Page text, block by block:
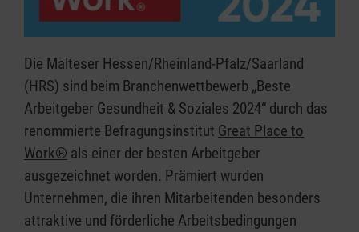
Die Malteser Hessen/Rheinland-Pfalz/Saarland
(HRS) sind beim Branchenwettbewerb „Beste
Arbeitgeber Gesundheit & Soziales 2024“ durch das
renommierte Befragungsinstitut Great Place to
Work® als einer der besten Arbeitgeber
ausgezeichnet worden. Prämiert wurden
Unternehmen, die ihren Mitarbeitenden besonders
attraktive und förderliche Arbeitsbedingungen